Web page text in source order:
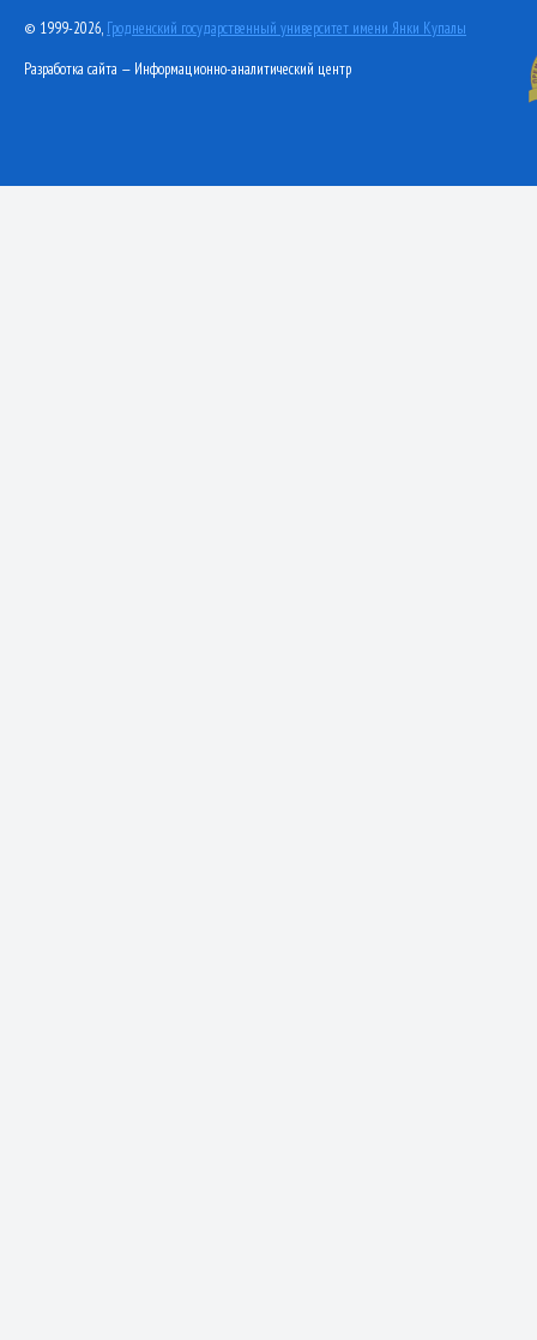
© 1999-2026, Гродненский государственный университет имени Янки Купалы
Разработка сайта — Информационно-аналитический центр